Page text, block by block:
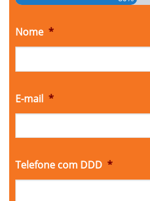
Nome *
E-mail *
Telefone com DDD *